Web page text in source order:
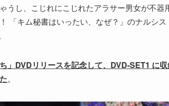
うし、こじれにこじれたアラサー男女が不器
「キム秘書はいったい、なぜ？」のナルシ
」DVDリリースを記念して、DVD-SET1 に
。